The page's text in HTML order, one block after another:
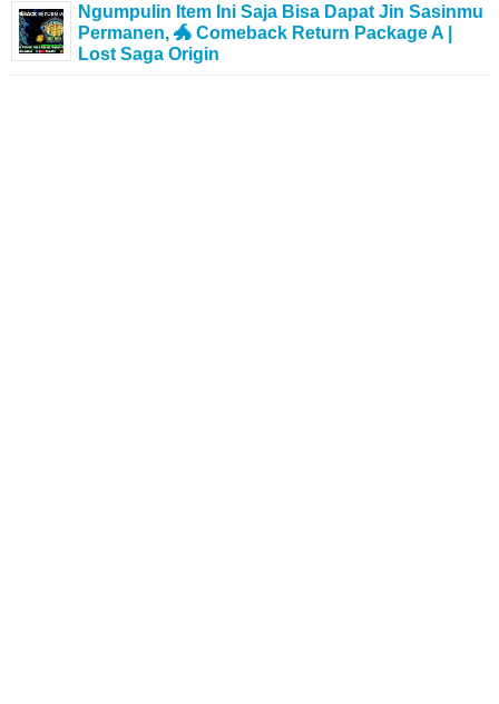
Ngumpulin Item Ini Saja Bisa Dapat Jin Sasinmu
Permanen, 🐲 Comeback Return Package A |
Lost Saga Origin